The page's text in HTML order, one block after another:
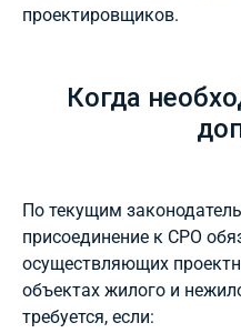
проектировщиков.
Когда
По текущим
присоединение к СРО
осуществляющих
объектах жилого и
требуется, если: